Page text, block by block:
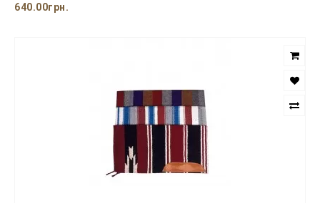
640.00грн.